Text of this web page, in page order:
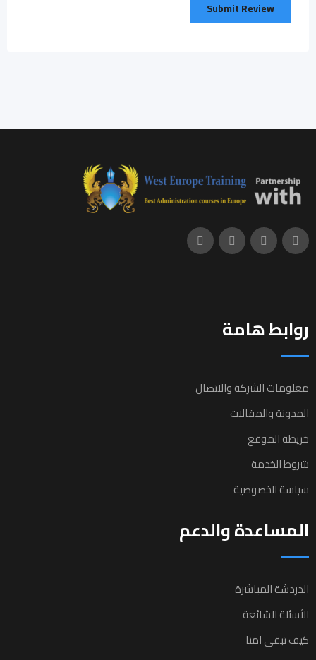
روابط هامة
معلومات الشركة والاتصال
المدونة والمقالات
خريطة الموقع
شروط الخدمة
سياسة الخصوصية
المساعدة والدعم
الدردشة المباشرة
الأسئلة الشائعة
كيف تبقى امنا